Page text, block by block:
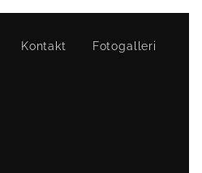
Kontakt Fotogalleri